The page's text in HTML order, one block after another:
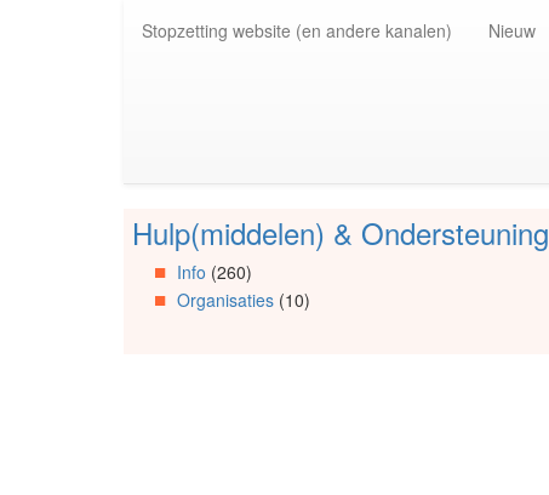
Stopzetting website (en andere kanalen) Nieuw
Spring
Artikels
Spring
Hulp(middelen) & Ondersteuning
Info (260)
Organisaties(10)